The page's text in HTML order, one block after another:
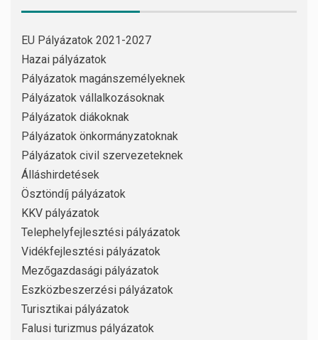
EU Pályázatok 2021-2027
Hazai pályázatok
Pályázatok magánszemélyeknek
Pályázatok vállalkozásoknak
Pályázatok diákoknak
Pályázatok önkormányzatoknak
Pályázatok civil szervezeteknek
Álláshirdetések
Ösztöndíj pályázatok
KKV pályázatok
Telephelyfejlesztési pályázatok
Vidékfejlesztési pályázatok
Mezőgazdasági pályázatok
Eszközbeszerzési pályázatok
Turisztikai pályázatok
Falusi turizmus pályázatok